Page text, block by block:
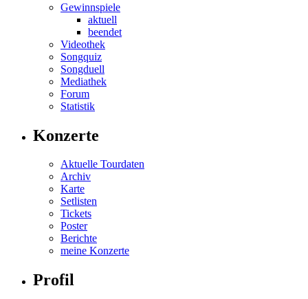
Gewinnspiele
aktuell
beendet
Videothek
Songquiz
Songduell
Mediathek
Forum
Statistik
Konzerte
Aktuelle Tourdaten
Archiv
Karte
Setlisten
Tickets
Poster
Berichte
meine Konzerte
Profil